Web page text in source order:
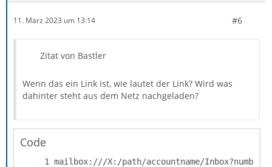
11. März 2023 um 13:14 #6
Zitat von Bastler
Wenn das ein Link ist, wie lautet der Link? Wird was
dahinter steht aus dem Netz nachgeladen?
Code
mailbox:///X:/path/accountname/